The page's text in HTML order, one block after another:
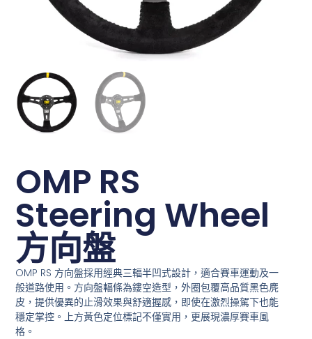
OMP RS
Steering Wheel
方向盤
OMP RS 方向盤採用經典三輻半凹式設計，適合賽車運動及一
般道路使用。方向盤輻條為鏤空造型，外圈包覆高品質黑色麂
皮，提供優異的止滑效果與舒適握感，即使在激烈操駕下也能
穩定掌控。上方黃色定位標記不僅實用，更展現濃厚賽車風
格。